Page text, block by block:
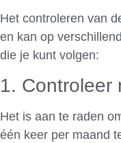
Het controleren van
en kan op
die je kunt volgen:
1. Controleer
Het is aan te raden
één keer per maand